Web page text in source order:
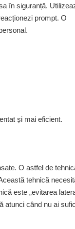
în siguranță.
prompt. O
și mai eficient.
O astfel de
tehnică
este „evitarea
atunci când nu ai